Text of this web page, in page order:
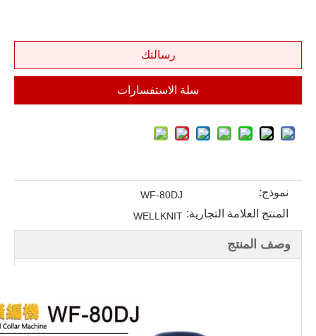
رسالتك
سلة الاستفسارات
نموذج: WF-80DJ
المنتج العلامة التجارية: WELLKNIT
وصف المنتج